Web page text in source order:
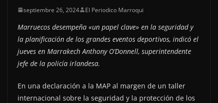
septiembre 26, 2024 El Periodico Marroqui
Marruecos desempeña «un papel clave» en la seguridad y
la planificación de los grandes eventos deportivos, indicó el
jueves en Marrakech Anthony O’Donnell, superintendente
jefe de la policía irlandesa.
En una declaración a la MAP al margen de un taller
internacional sobre la seguridad y la protección de los